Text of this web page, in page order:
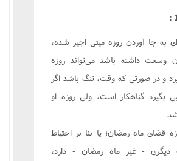
به جا آوردن روزه میتی اجیر شده،
وسعت داشته باشد می‌تواند روزه
و در صورتی که وقت، تنگ باشد اگر
بگیرد گناهکار است، ولی روزه او
قضای ماه رمضان؛ یا بنا بر احتیاط
دیگری - غیر ماه رمضان - دارد،